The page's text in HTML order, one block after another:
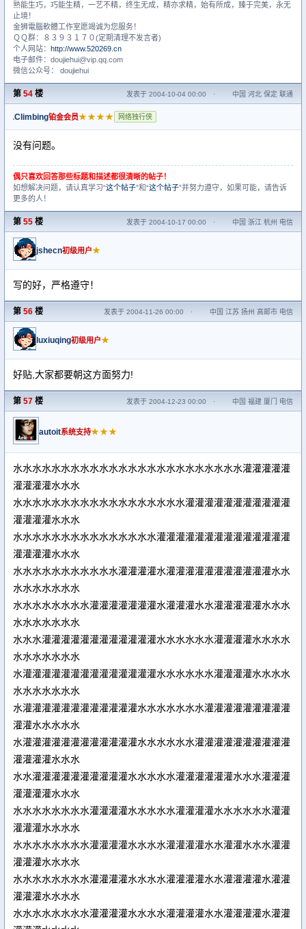
熟能生巧，巧能生精，一艺不精，终生无成，精亦求精，始有所成，臻于完美，永无
止境！
金狮電腦軟體工作室愿竭诚为您服务！
ＱＱ群：８３９３１７０(定期清理不发言者)
个人网站： http://www.520269.cn
电子邮件：doujiehui@vip.qq.com
微信公众号： doujiehui
第 54 楼 发表于 2004-10-04 00:00 · 中国 河北 保定 联通
Climbing铂金会员★★★★ 网络独行侠
没有问题。
偶只喜欢回答那些标题和描述都很清晰的帖子！
如想解决问题，请认真学习“这个帖子”和“这个帖子”并努力遵守，如果可能，请告诉
更多的人！
第 55 楼 发表于 2004-10-17 00:00 · 中国 浙江 杭州 电信
jshecn初级用户★
写的好，严格遵守！
第 56 楼 发表于 2004-11-26 00:00 · 中国 江苏 扬州 高邮市 电信
luxiuqing初级用户★
好贴,大家都要朝这方面努力!
第 57 楼 发表于 2004-12-23 00:00 · 中国 福建 厦门 电信
autoit系统支持★★★
水水水水水水水水水水水水水水水水水水水水水水水水灌灌灌灌灌
灌灌灌灌水水水
水水水水水水水水水水水水水水水水水水灌灌灌灌灌灌灌灌灌灌灌
灌灌灌灌水水水
水水水水水水水水水水水水水水水灌灌灌灌灌灌灌灌灌灌灌灌灌灌
灌灌灌灌水水水
水水水水水水水水水水水灌灌灌灌水灌灌灌灌灌灌灌灌灌灌灌水水
水水水水水水水
水水水水水水水水灌灌灌灌灌灌灌水灌灌灌水水灌灌灌灌灌水水水
水水水水水水水
水水水灌灌灌灌灌灌灌灌灌灌灌灌水水水水水水灌灌灌灌水水水水
水水水水水水水
水灌灌灌灌灌灌灌灌灌灌灌灌灌灌水水水水水水灌灌灌灌水水水水
水水水水水水水
水灌灌灌灌灌灌灌灌灌灌灌灌水水水水水水水灌灌灌灌灌灌灌灌灌
灌灌水水水水水
水灌灌灌灌灌灌灌灌灌灌灌灌水水水水水水灌灌灌灌灌灌灌灌灌灌
灌灌灌灌水水水
水水灌灌灌灌灌灌灌灌灌灌水水水水水灌灌灌灌灌灌水水水灌灌灌
灌灌灌灌水水水
水水水水水水水水灌灌灌灌水水水水水灌灌灌灌水水水水水水灌灌
灌灌灌水水水水
水水水水水水水水灌灌灌灌水水水水灌灌灌灌水水灌灌水水水灌灌
灌灌灌水水水水
水水水水水水水水灌灌灌灌水水水水灌灌灌灌水水灌灌灌灌水灌灌
灌灌灌水水水水
水水水水水水水水灌灌灌灌水水水水灌灌灌灌水水灌灌灌灌水灌灌